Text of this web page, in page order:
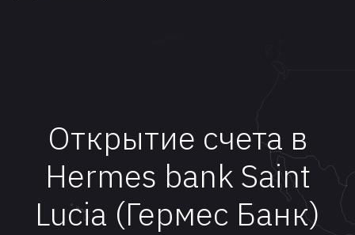
Открытие счета в
Hermes bank Saint
Lucia (Гермес Банк)